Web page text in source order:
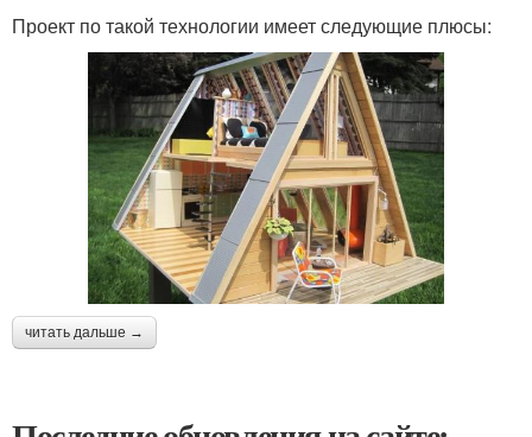
Проект по такой технологии имеет следующие плюсы:
читать дальше →